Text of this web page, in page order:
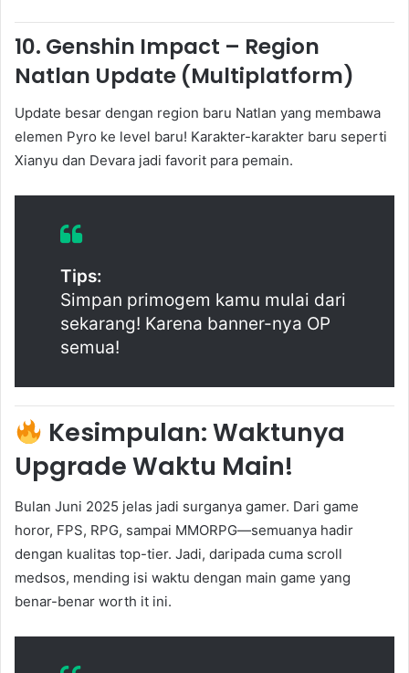
10. Genshin Impact – Region
Natlan Update (Multiplatform)
Update besar dengan region baru Natlan yang membawa
elemen Pyro ke level baru! Karakter-karakter baru seperti
Xianyu dan Devara jadi favorit para pemain.
Tips:
Simpan primogem kamu mulai dari
sekarang! Karena banner-nya OP
semua!
Kesimpulan: Waktunya
Upgrade Waktu Main!
Bulan Juni 2025 jelas jadi surganya gamer. Dari game
horor, FPS, RPG, sampai MMORPG—semuanya hadir
dengan kualitas top-tier. Jadi, daripada cuma scroll
medsos, mending isi waktu dengan main game yang
benar-benar worth it ini.